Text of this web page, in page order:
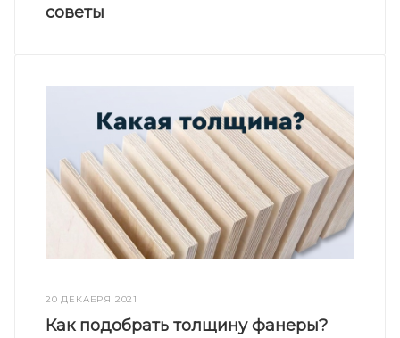
советы
20 ДЕКАБРЯ 2021
Как подобрать толщину фанеры?